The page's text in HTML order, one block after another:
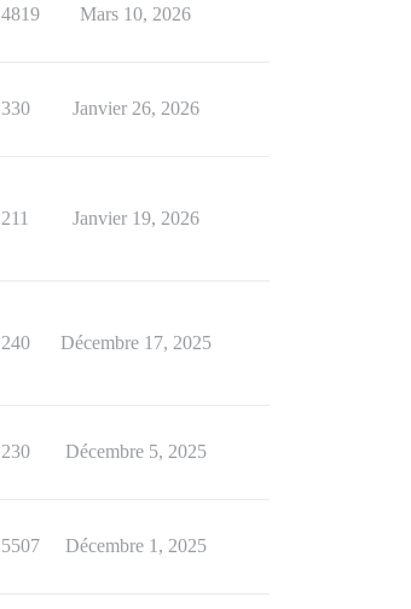
4819 Mars 10, 2026
330 Janvier 26, 2026
211 Janvier 19, 2026
240 Décembre 17, 2025
230 Décembre 5, 2025
5507 Décembre 1, 2025